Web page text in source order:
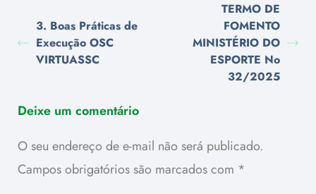
3. Boas Práticas de
Execução OSC
VIRTUASSC
TERMO DE
FOMENTO
MINISTÉRIO DO
ESPORTE No
32/2025
Deixe um comentário
O seu endereço de e-mail não será publicado.
Campos obrigatórios são marcados com *